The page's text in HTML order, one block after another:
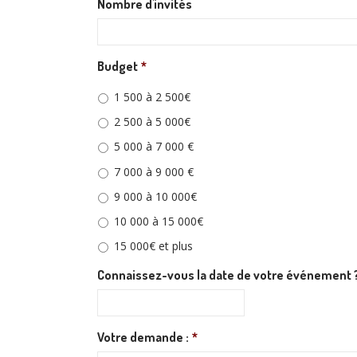
Nombre d'invités
Budget *
1 500 à 2 500€
2 500 à 5 000€
5 000 à 7 000 €
7 000 à 9 000 €
9 000 à 10 000€
10 000 à 15 000€
15 000€ et plus
Connaissez-vous la date de votre événement
Votre demande : *